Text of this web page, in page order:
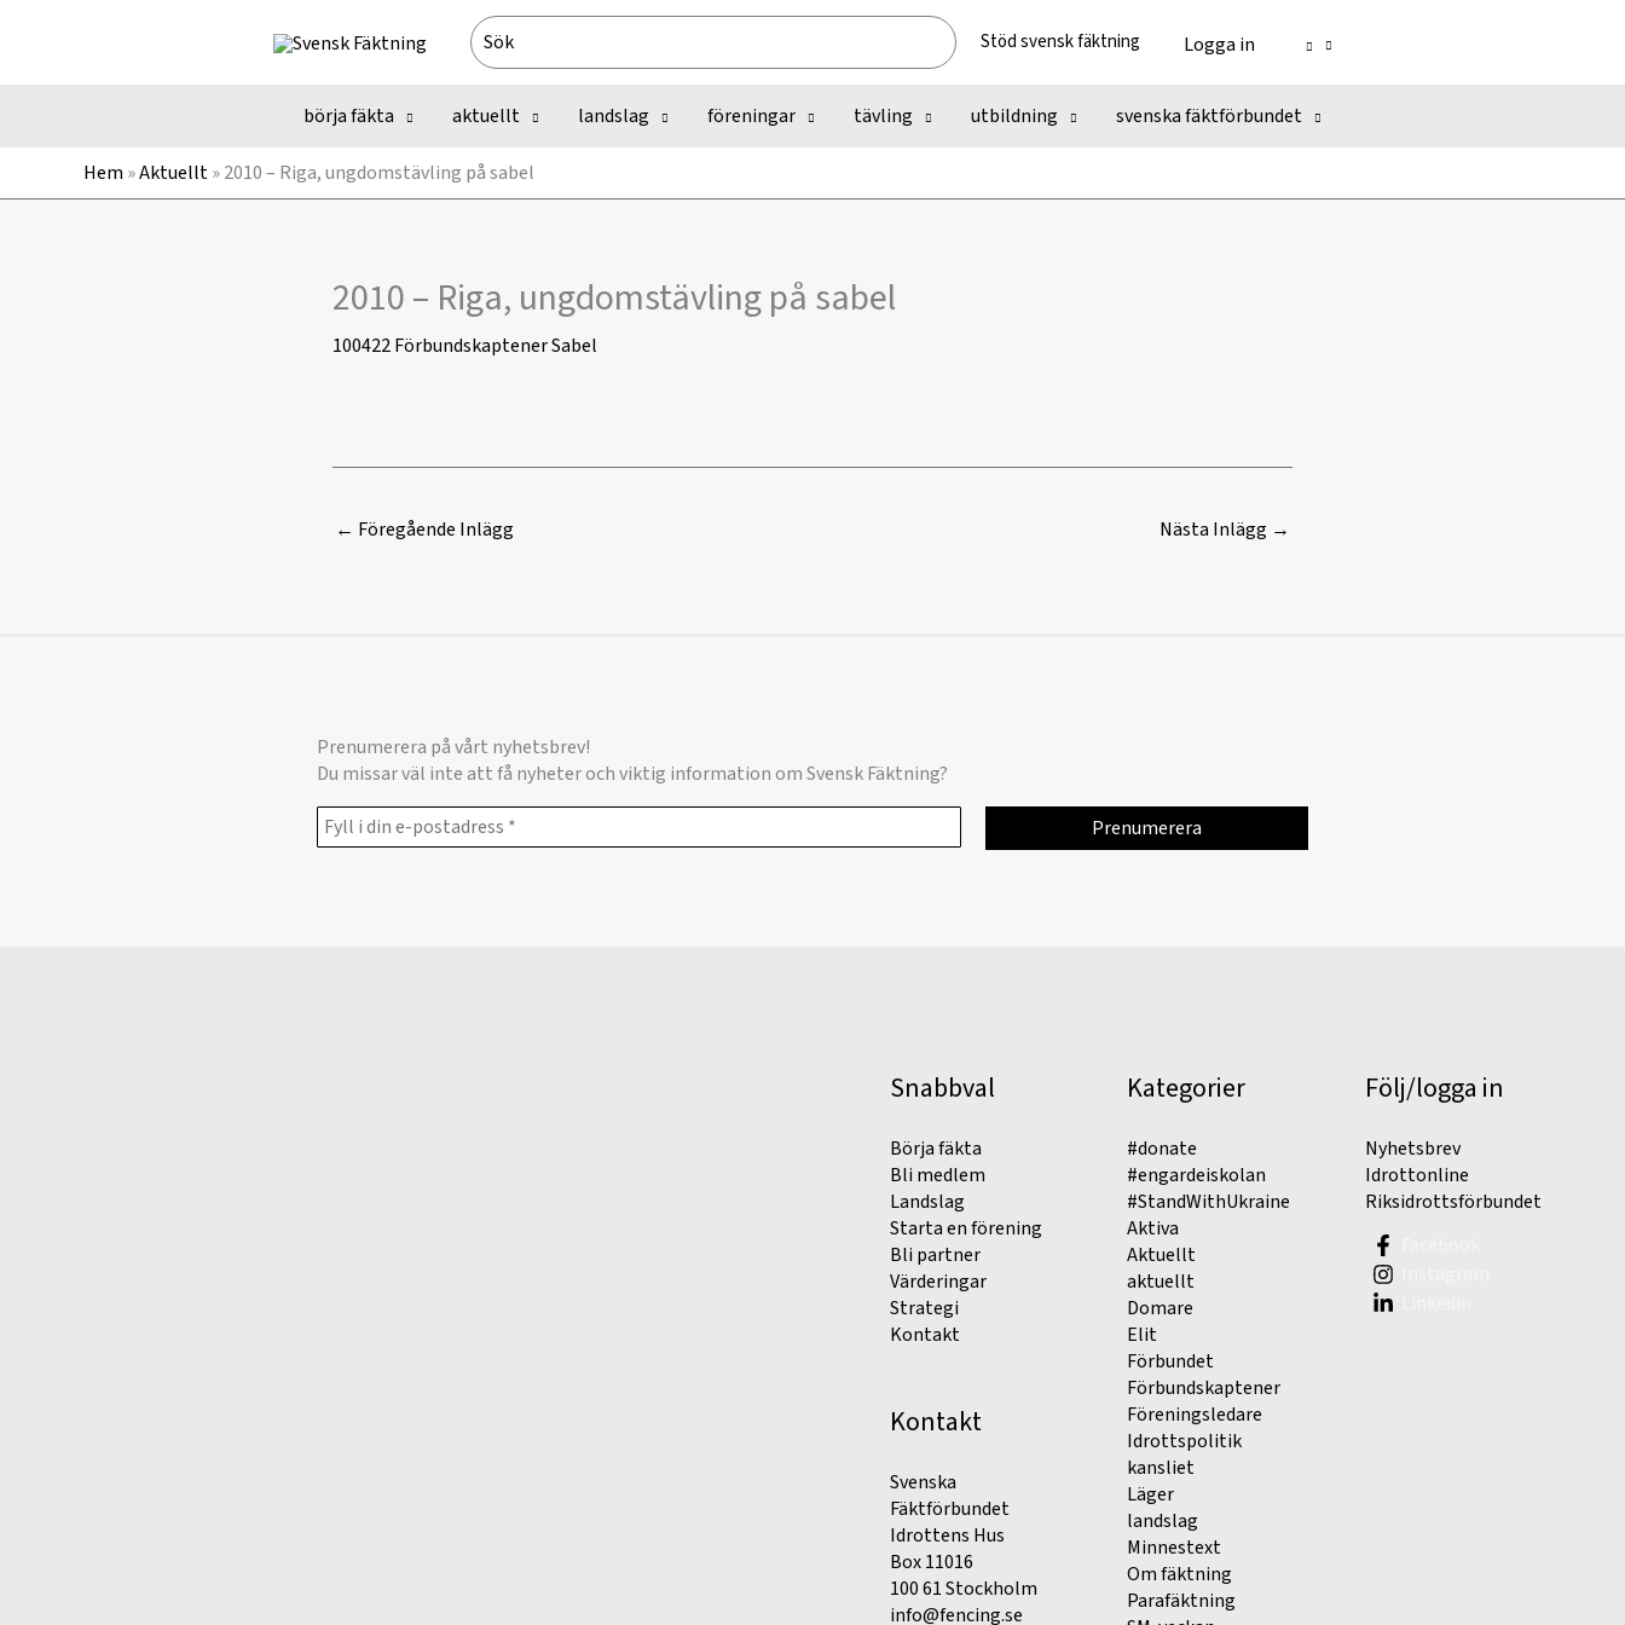
Search
for:
Stöd svensk fäktning Logga in
börja fäkta aktuellt landslag föreningar tävling utbildning svenska fäktförbundet
Hem »Aktuellt»2010 – Riga, ungdomstävling på sabel
2010 – Riga, ungdomstävling på sabel
100422FörbundskaptenerSabel
← Föregående Inlägg Nästa Inlägg →
Prenumerera på vårt nyhetsbrev!
Du missar väl inte att få nyheter och viktig information om Svensk Fäktning?
Snabbval
Börja fäkta
Bli medlem
Landslag
Starta en förening
Bli partner
Värderingar
Strategi
Kontakt
Kontakt
Svenska
Fäktförbundet
Idrottens Hus
Box 11016
100 61 Stockholm
info@fencing.se
Kategorier
#donate
#engardeiskolan
#StandWithUkraine
Aktiva
Aktuellt
aktuellt
Domare
Elit
Förbundet
Förbundskaptener
Föreningsledare
Idrottspolitik
kansliet
Läger
landslag
Minnestext
Om fäktning
Parafäktning
Följ/logga in
Nyhetsbrev
Idrottonline
Riksidrottsförbundet